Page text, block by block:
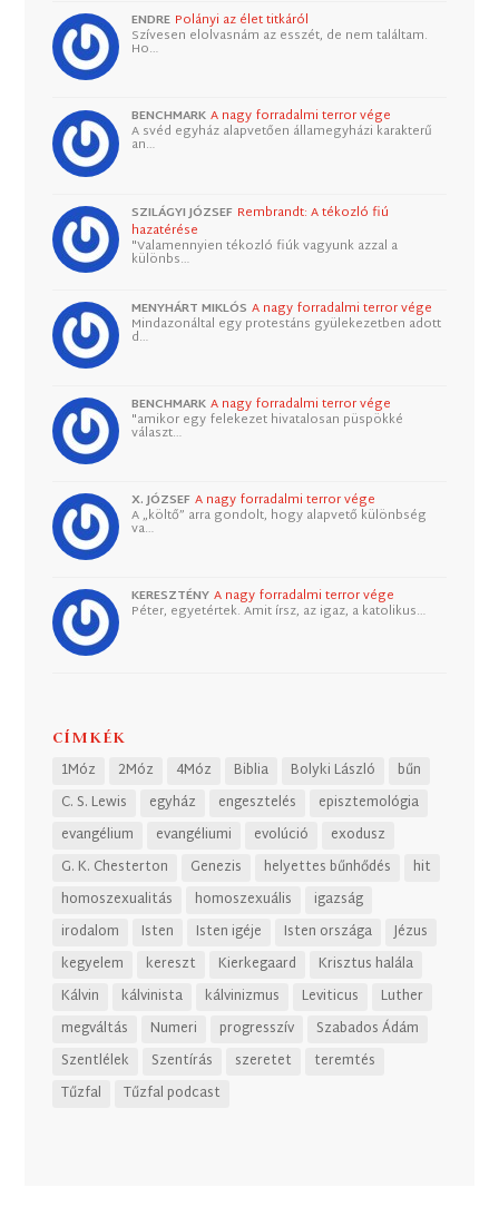
ENDRE Polányi az élet titkáról
Szívesen elolvasnám az esszét, de nem találtam.
Ho…
BENCHMARK A nagy forradalmi terror vége
A svéd egyház alapvetően államegyházi karakterű
an…
SZILÁGYI JÓZSEF Rembrandt: A tékozló fiú
hazatérése
"Valamennyien tékozló fiúk vagyunk azzal a
különbs…
MENYHÁRT MIKLÓS A nagy forradalmi terror vége
Mindazonáltal egy protestáns gyülekezetben adott
d…
BENCHMARK A nagy forradalmi terror vége
"amikor egy felekezet hivatalosan püspökké
választ…
X. JÓZSEF A nagy forradalmi terror vége
A „költő” arra gondolt, hogy alapvető különbség
va…
KERESZTÉNY A nagy forradalmi terror vége
Péter, egyetértek. Amit írsz, az igaz, a katolikus…
CÍMKÉK
1Móz 2Móz 4Móz Biblia Bolyki László
bűn
C. S. Lewis
egyház engesztelés
episztemológia
evangélium
evangéliumi evolúció
exodusz
G. K. Chesterton
Genezis helyettes bűnhődés
hit
homoszexualitás
homoszexuális
igazság
irodalom
Isten Isten igéje Isten országa
Jézus
kegyelem
kereszt Kierkegaard
Krisztus halála
Kálvin
kálvinista kálvinizmus Leviticus
Luther
megváltás
Numeri progresszív
Szabados Ádám
Szentlélek
Szentírás szeretet
teremtés
Tűzfal
Tűzfal podcast